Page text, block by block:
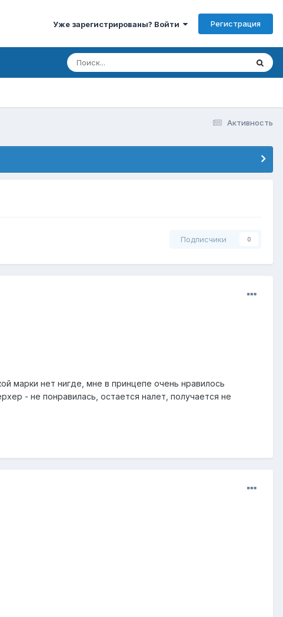
Уже зарегистрированы? Войти Регистрация
Активность
Подписчики 0
марки нет нигде, мне в принцепе очень нравилось
- не понравилась, остается налет, получается не